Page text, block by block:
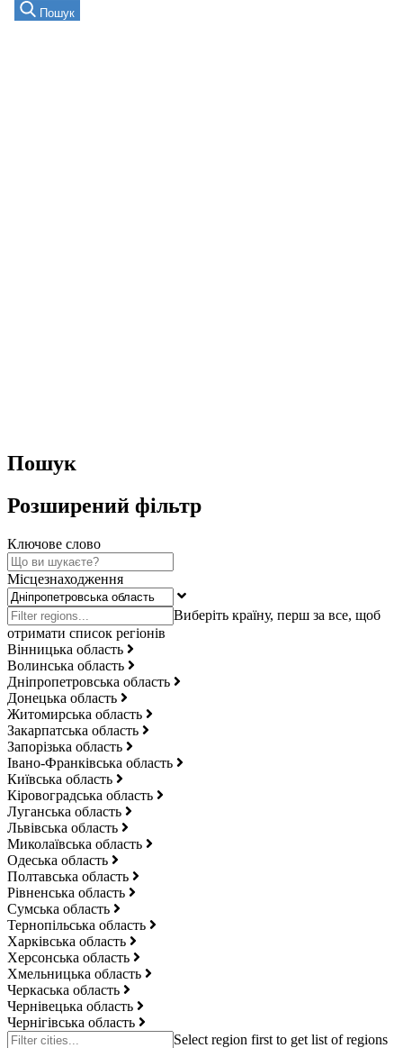
Пошук
Пошук
Розширений фільтр
Ключове слово
Місцезнаходження
Вінницька область
Волинська область
Дніпропетровська область
Донецька область
Житомирська область
Закарпатська область
Запорізька область
Івано-Франківська область
Київська область
Кіровоградська область
Луганська область
Львівська область
Миколаївська область
Одеська область
Полтавська область
Рівненська область
Сумська область
Тернопільська область
Харківська область
Херсонська область
Хмельницька область
Черкаська область
Чернівецька область
Чернігівська область